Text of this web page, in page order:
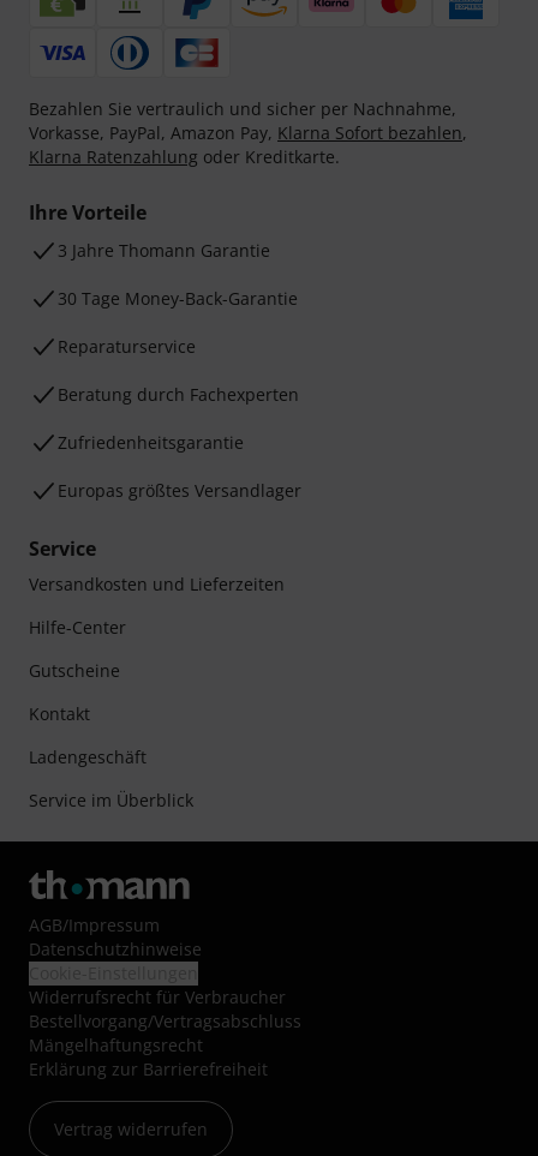
Bezahlen Sie vertraulich und sicher per Nachnahme,
Vorkasse, PayPal, Amazon Pay, Klarna Sofort bezahlen,
Klarna Ratenzahlung oder Kreditkarte.
Ihre Vorteile
3 Jahre Thomann Garantie
30 Tage Money-Back-Garantie
Reparaturservice
Beratung durch Fachexperten
Zufriedenheitsgarantie
Europas größtes Versandlager
Service
Versandkosten und Lieferzeiten
Hilfe-Center
Gutscheine
Kontakt
Ladengeschäft
Service im Überblick
AGB/Impressum
Datenschutzhinweise
Widerrufsrecht für Verbraucher
Bestellvorgang/Vertragsabschluss
Mängelhaftungsrecht
Erklärung zur Barrierefreiheit
Vertrag widerrufen